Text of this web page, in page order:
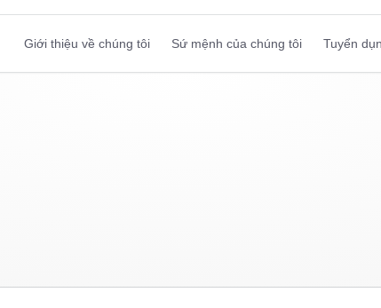
Giới thiệu về chúng tôi Sứ mệnh của chúng tôi Tuyển